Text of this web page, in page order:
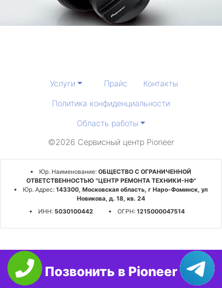
Услуги Прайс
Контакты
Политика конфиденциальности
Область работы
©2026 Сервисный центр Pioneer
Юр. Наименование: ОБЩЕСТВО С ОГРАНИЧЕННОЙ
ОТВЕТСТВЕННОСТЬЮ "ЦЕНТР РЕМОНТА ТЕХНИКИ-НФ"
Юр. Адрес: 143300, Московская область, г Наро-Фоминск, ул
Новикова, д. 18, кв. 24
ИНН:5030100442 ОГРН:1215000047514
Позвонить в Pioneer